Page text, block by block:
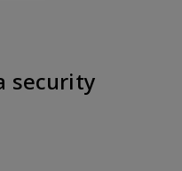
security